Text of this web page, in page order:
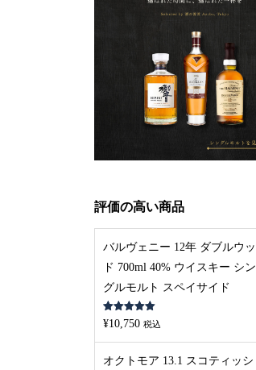
評価の高い商品
バルヴェニー 12年 ダブルウッ
ド 700ml 40% ウイスキー シン
グルモルト スペイサイド
5段階中5.00
の評価
¥10,750 税込
オクトモア 13.1 スコティッシ